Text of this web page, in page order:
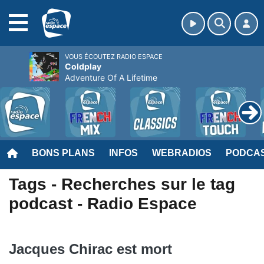
BONS PLANS INFOS WEBRADIOS
Tags - Recherches sur le tag
podcast - Radio Espace
Jacques Chirac est mort
VOUS ÉCOUTEZ RADIO ESPACE
Coldplay
Adventure Of A Lifetime